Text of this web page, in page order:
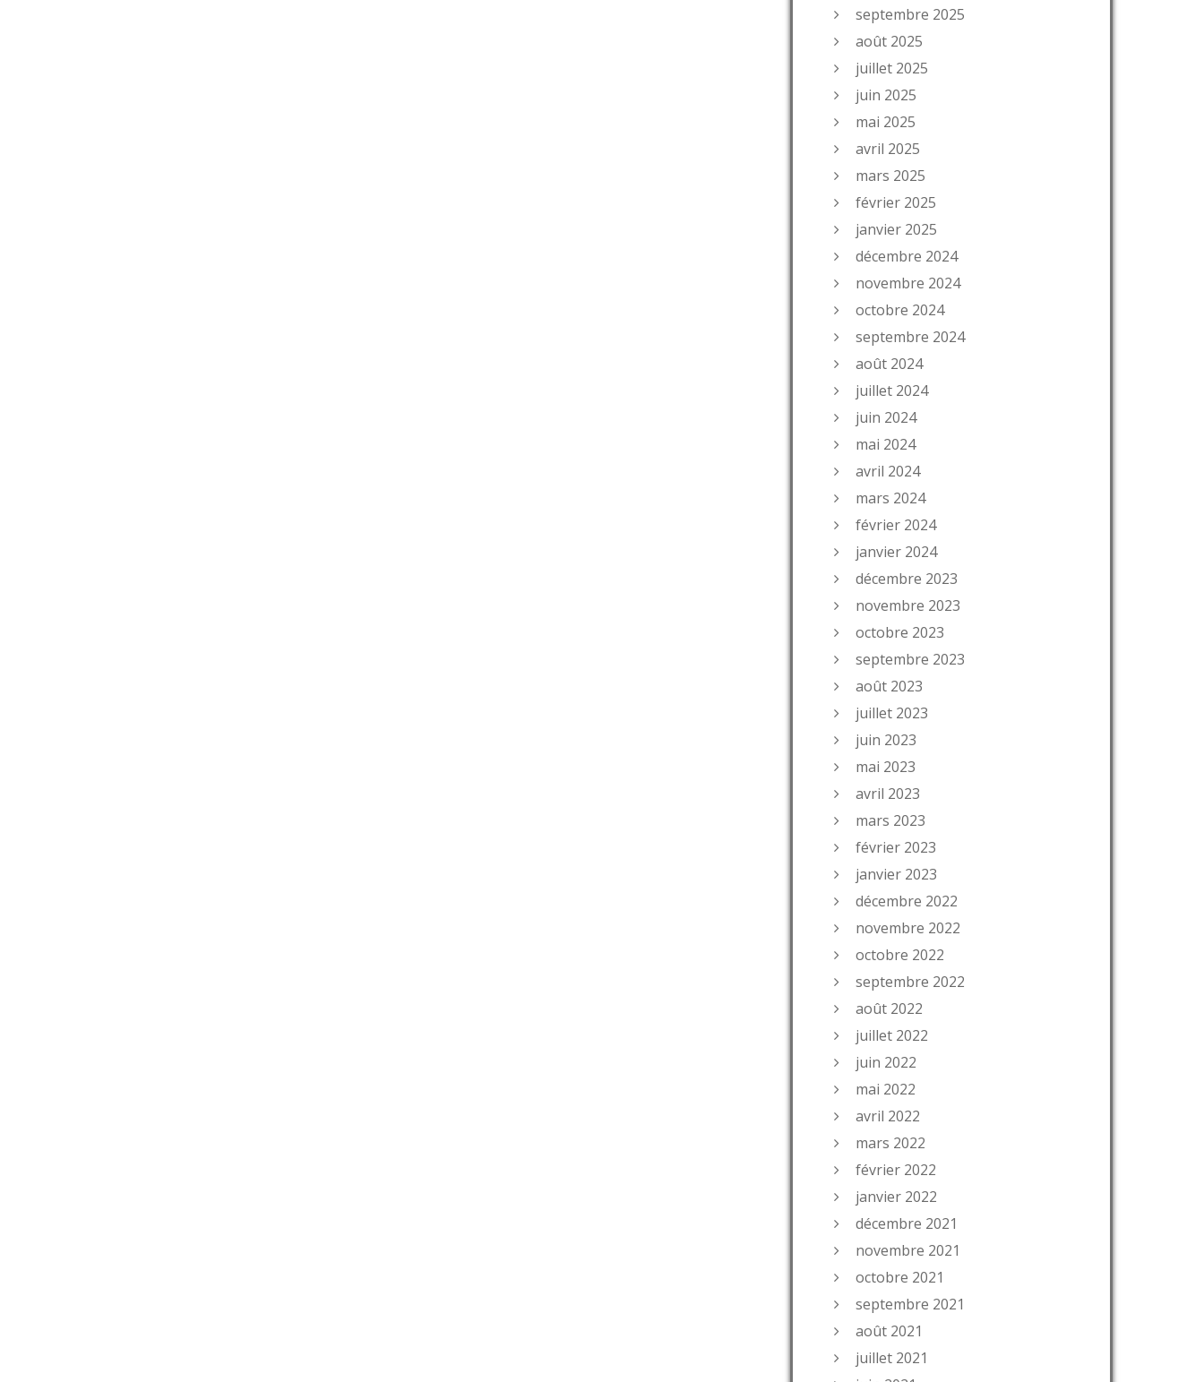
septembre 2025
août 2025
juillet 2025
juin 2025
mai 2025
avril 2025
mars 2025
février 2025
janvier 2025
décembre 2024
novembre 2024
octobre 2024
septembre 2024
août 2024
juillet 2024
juin 2024
mai 2024
avril 2024
mars 2024
février 2024
janvier 2024
décembre 2023
novembre 2023
octobre 2023
septembre 2023
août 2023
juillet 2023
juin 2023
mai 2023
avril 2023
mars 2023
février 2023
janvier 2023
décembre 2022
novembre 2022
octobre 2022
septembre 2022
août 2022
juillet 2022
juin 2022
mai 2022
avril 2022
mars 2022
février 2022
janvier 2022
décembre 2021
novembre 2021
octobre 2021
septembre 2021
août 2021
juillet 2021